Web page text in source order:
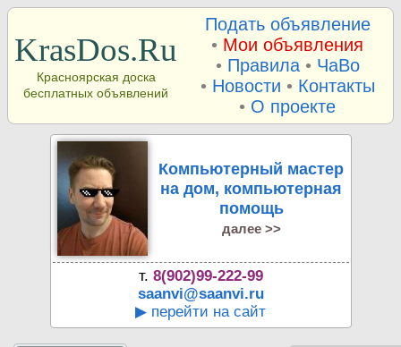
KrasDos.Ru
Красноярская доска
бесплатных объявлений
Подать объявление
• Мои объявления
• Правила• ЧаВо
• Новости • Контакты
• О проекте
Компьютерный мастер
на дом, компьютерная
помощь
далее >>
т. 8(902)99-222-99
saanvi@saanvi.ru
▶ перейти на сайт